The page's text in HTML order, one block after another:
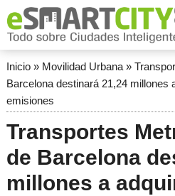
Inicio» Movilidad Urbana»
Barcelona destinará 21,24 millones
emisiones
Transportes
de Barcelona
millones a